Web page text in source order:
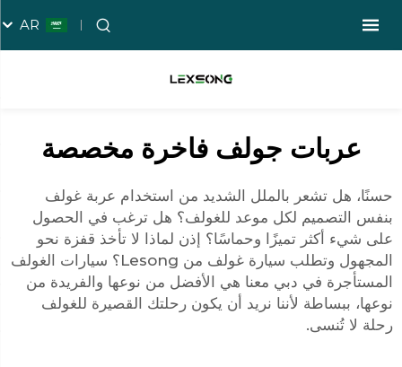
AR
عربات جولف فاخرة مخصصة
حسنًا، هل تشعر بالملل الشديد من استخدام عربة غولف
بنفس التصميم لكل موعد للغولف؟ هل ترغب في الحصول
على شيء أكثر تميزًا وحماسًا؟ إذن لماذا لا تأخذ قفزة نحو
المجهول وتطلب سيارة غولف من Lesong؟ سيارات الغولف
المستأجرة في دبي معنا هي الأفضل من نوعها والفريدة من
نوعها، ببساطة لأننا نريد أن يكون رحلتك القصيرة للغولف
رحلة لا تُنسى.